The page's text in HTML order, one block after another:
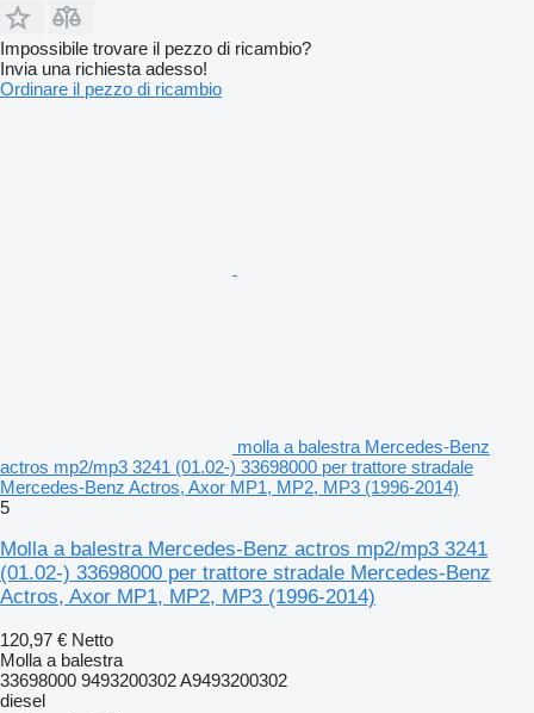
Impossibile trovare il pezzo di ricambio?
Invia una richiesta adesso!
Ordinare il pezzo di ricambio
molla a balestra Mercedes-Benz
actros mp2/mp3 3241 (01.02-) 33698000 per trattore stradale
Mercedes-Benz Actros, Axor MP1, MP2, MP3 (1996-2014)
5
Molla a balestra Mercedes-Benz actros mp2/mp3 3241
(01.02-) 33698000 per trattore stradale Mercedes-Benz
Actros, Axor MP1, MP2, MP3 (1996-2014)
120,97 € Netto
Molla a balestra
33698000 9493200302 A9493200302
diesel